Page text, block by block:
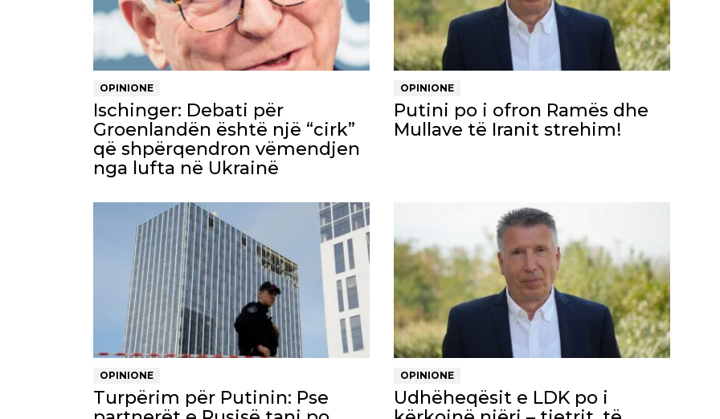
OPINIONE
Ischinger: Debati për
Groenlandën është një “cirk”
që shpërqendron vëmendjen
nga lufta në Ukrainë
OPINIONE
Putini po i ofron Ramës dhe
Mullave të Iranit strehim!
OPINIONE
Turpërim për Putinin: Pse
OPINIONE
Udhëheqësit e LDK po i